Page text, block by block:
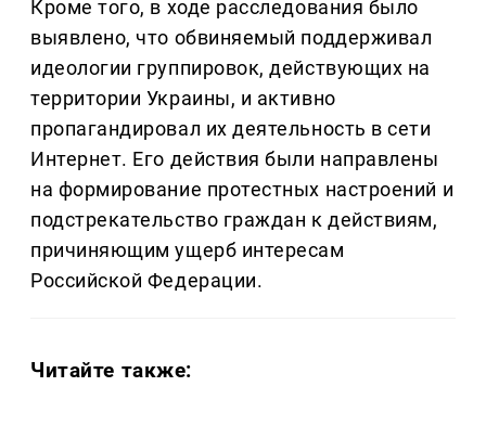
Кроме того, в ходе расследования было
выявлено, что обвиняемый поддерживал
идеологии группировок, действующих на
территории Украины, и активно
пропагандировал их деятельность в сети
Интернет. Его действия были направлены
на формирование протестных настроений и
подстрекательство граждан к действиям,
причиняющим ущерб интересам
Российской Федерации.
Читайте также: